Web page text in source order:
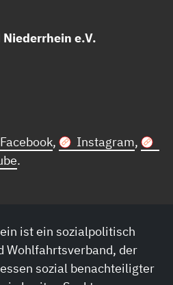
e.V.
Facebook, Instagram,
.
ist ein sozialpolitisch
Wohlfahrtsverband, der
sozial benachteiligter